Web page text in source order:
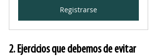
Registrarse
2. Ejercicios que debemos de evitar